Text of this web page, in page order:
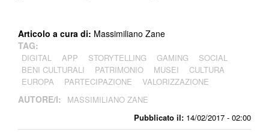
Pubblicato il: 14/02/2017 - 02:00
Articolo a cura di: Massimiliano Zane
TAG:
DIGITAL APP STORYTELLING GAMING
SOCIAL
BENI CULTURALI
PATRIMONIO MUSEI
CULTURA
EUROPA
PARTECIPAZIONE VALORIZZAZIONE
AUTORE/I: MASSIMILIANO ZANE